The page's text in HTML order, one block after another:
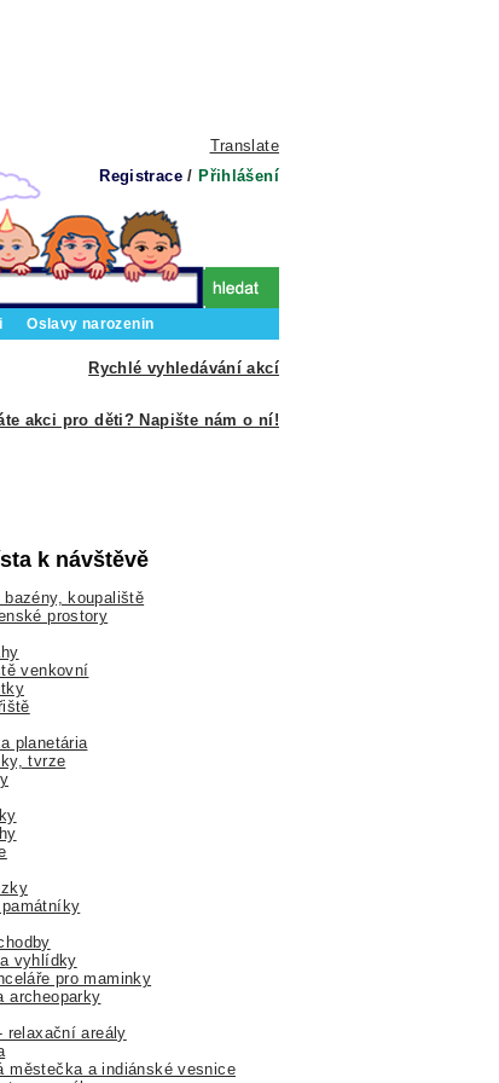
Translate
Registrace / Přihlášení
Oslavy narozenin
Rychlé vyhledávání akcí
akci pro děti? Napište nám o ní!
k návštěvě
bazény, koupaliště
prostory
venkovní
planetária
tvrze
vyhlídky
pro maminky
archeoparky
relaxační areály
městečka a indiánské vesnice